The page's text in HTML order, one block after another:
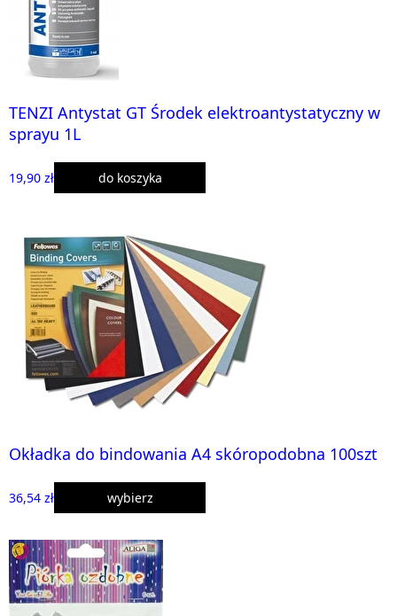
TENZI Antystat GT Środek elektroantystatyczny w
sprayu 1L
19,90 zł do koszyka
Okładka do bindowania A4 skóropodobna 100szt
36,54 zł wybierz